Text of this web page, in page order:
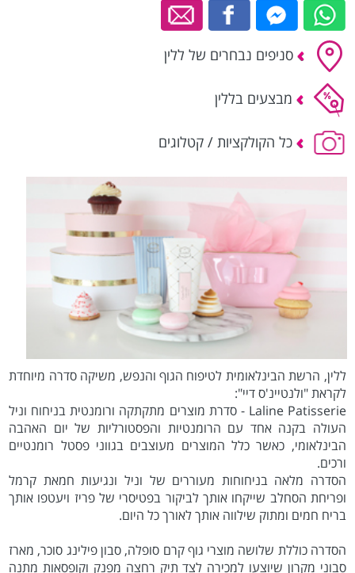
סניפים נבחרים של ללין
מבצעים בללין
כל הקולקציות / קטלוגים
ללין, הרשת הבינלאומית לטיפוח הגוף והנפש, משיקה סדרה מיוחדת
לקראת "ולנטיינ'ס דיי":
Laline Patisserie - סדרת מוצרים מתקתקה ורומנטית בניחוח וניל
העולה בקנה אחד עם הרומנטיות והפסטורליות של יום האהבה
הבינלאומי, כאשר כלל המוצרים מעוצבים בגווני פסטל רומנטיים
ורכים.
הסדרה מלאה בניחוחות מעוררים של וניל ונגיעות חמאת קרמל
ופריחת הסחלב שייקחו אותך לביקור בפטיסרי של פריז ויעטפו אותך
בריח חמים ומתוק שילווה אותך לאורך כל היום.
הסדרה כוללת שלושה מוצרי גוף קרם סופלה, סבון פילינג סוכר, מארז
סבוני מקרון שיוצעו למכירה לצד תיק רחצה מפנק וקופסאות מתנה